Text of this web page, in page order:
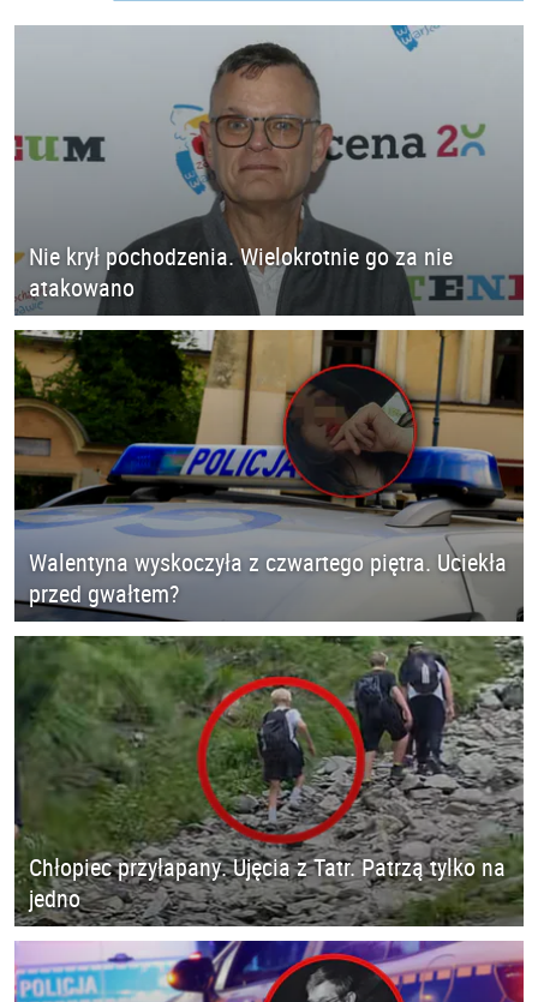
Nie krył pochodzenia. Wielokrotnie go za nie
atakowano
Walentyna wyskoczyła z czwartego piętra. Uciekła
przed gwałtem?
Chłopiec przyłapany. Ujęcia z Tatr. Patrzą tylko na
jedno